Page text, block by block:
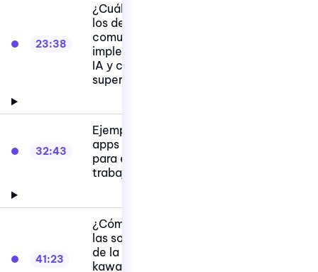
23:38
¿Cuáles son
los desafíos
comunes al
implementar
IA y cómo
superarlos?
32:43
Ejemplos de
apps con IA
para el
trabajo
41:23
¿Cómo usa
las soluciones
de la suite
kawak®